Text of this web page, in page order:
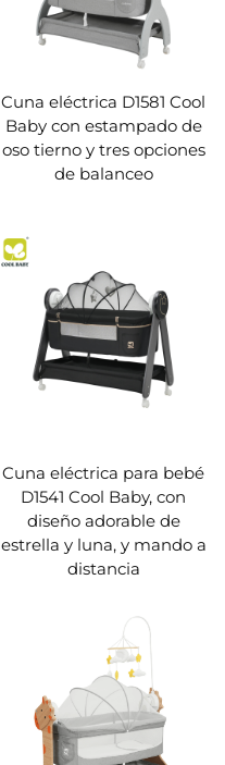
Cuna eléctrica D1581 Cool
Baby con estampado de
oso tierno y tres opciones
de balanceo
Cuna eléctrica para bebé
D1541 Cool Baby, con
diseño adorable de
estrella y luna, y mando a
distancia